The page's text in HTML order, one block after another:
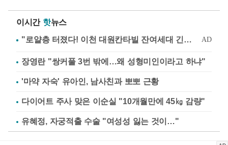
이시간 핫뉴스
장영란 "쌍커풀 3번 밖에…왜 성형미인이라고 하냐"
'마약 자숙' 유아인, 남사친과 뽀뽀 근황
다이어트 주사 맞은 이순실 "10개월만에 45㎏ 감량"
유혜정, 자궁적출 수술 "여성성 잃는 것이…"